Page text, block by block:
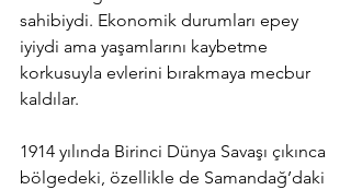
sahibiydi. Ekonomik durumları epey
iyiydi ama yaşamlarını kaybetme
korkusuyla evlerini bırakmaya mecbur
kaldılar.
1914 yılında Birinci Dünya Savaşı çıkınca
bölgedeki, özellikle de Samandağ’daki